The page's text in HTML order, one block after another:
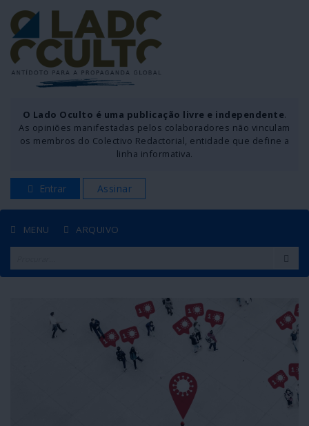
O Lado Oculto é uma publicação livre e independente.
As opiniões manifestadas pelos colaboradores não vinculam
os membros do Colectivo Redactorial, entidade que define a
linha informativa.
Entrar Assinar
MENU ARQUIVO